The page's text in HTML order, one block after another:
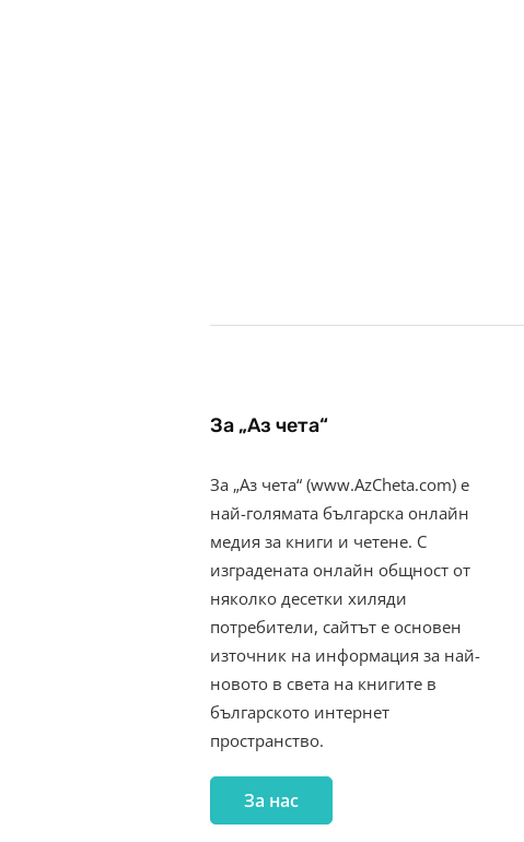
За „Аз чета“
За „Аз чета“ (www.AzCheta.com) е
най-голямата българска онлайн
медия за книги и четене. С
изградената онлайн общност от
няколко десетки хиляди
потребители, сайтът е основен
източник на информация за най-
новото в света на книгите в
българското интернет
пространство.
За нас